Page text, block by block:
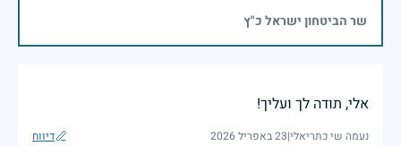
שר הביטחון ישראל כ"ץ
אלי, תודה לך ועליך!
נעמה שי כתריאלי|23 באפריל 2026 דיווח